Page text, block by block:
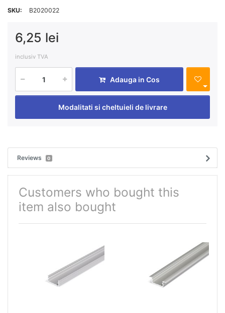
SKU: B2020022
6,25 lei
inclusiv TVA
Adauga in Cos
Modalitati si cheltuieli de livrare
Reviews 0
Customers who bought this
item also bought